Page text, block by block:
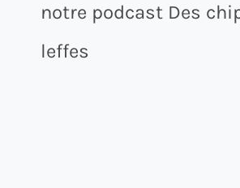
notre podcast Des
leffes